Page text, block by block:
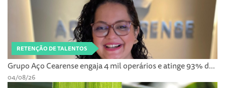
RETENÇÃO DE TALENTOS
Grupo Aço Cearense engaja 4 mil operários e atinge 93% d...
04/08/26